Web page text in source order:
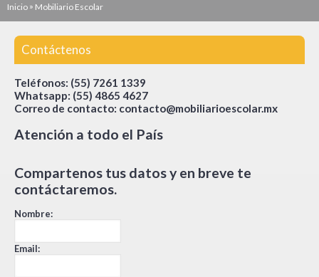
Inicio » Mobiliario Escolar
Contáctenos
Teléfonos: (55) 7261 1339
Whatsapp: (55) 4865 4627
Correo de contacto: contacto@mobiliarioescolar.mx
Atención a todo el País
Compartenos tus datos y en breve te
contáctaremos.
Nombre:
Email: